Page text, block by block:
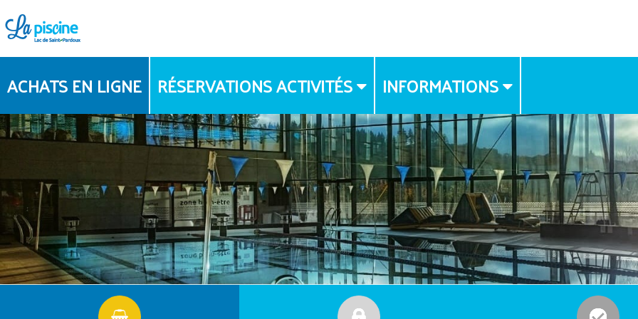
ACHATS EN LIGNE RÉSERVATIONS ACTIVITÉS
PLANNING
INFORMATIONS
FLYER
DROIT A L'IMAGE